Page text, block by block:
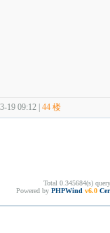
19 09:12 | 44 楼
Total 0.345684(s)
Powered by PHPWind v6.0